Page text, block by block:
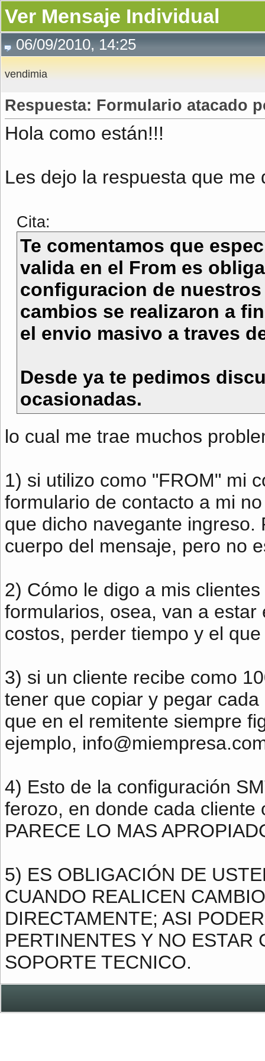
Ver Mensaje Individual
06/09/2010, 14:25
vendimia
Respuesta: Formulario atacado
Hola como están!!!
Les dejo la respuesta que
Cita:
Te comentamos que
valida en el From es
configuracion de nuestros
cambios se realizaron a
el envio masivo a traves
Desde ya te pedimos
ocasionadas.
lo cual me trae muchos
1) si utilizo como "FROM" mi
formulario de contacto a mi
que dicho navegante
cuerpo del mensaje, pero no
2) Cómo le digo a mis
formularios, osea, van a
costos, perder tiempo y el
3) si un cliente recibe como
tener que copiar y pegar
que en el remitente siempre
ejemplo,
4) Esto de la configuración
ferozo, en donde cada
PARECE LO MAS
5) ES OBLIGACIÓN DE
CUANDO REALICEN
DIRECTAMENTE; ASI
PERTINENTES Y NO ESTAR
SOPORTE TECNICO.